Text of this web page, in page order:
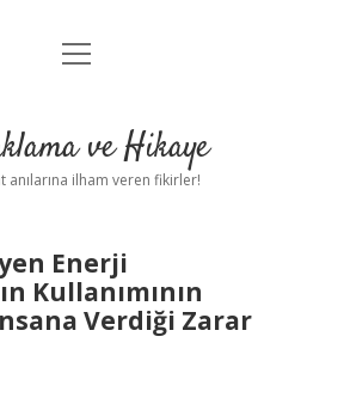
Anasayfa
Yasal Uyarı
menüyü
ve Hikaye
anılarına ilham veren fikirler!
Enerji
Kullanımının
Verdiği Zarar